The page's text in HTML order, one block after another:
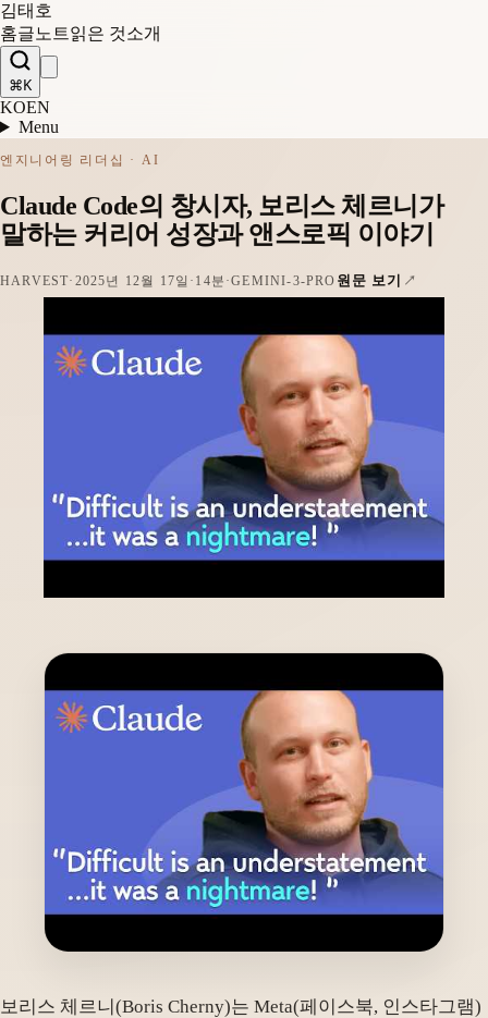
김태호
홈글 노트읽은 것소개
⌘K
KOEN
Menu
엔지니어링 리더십 · AI
Claude Code의 창시자, 보리스 체르니가
말하는 커리어 성장과 앤스로픽 이야기
HARVEST· 2025년 12월 17일 · 14분 ·GEMINI-3-PRO 원문 보기
보리스 체르니(Boris Cherny)는 Meta(페이스북, 인스타그램)